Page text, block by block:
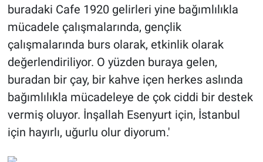
buradaki Cafe 1920 gelirleri yine bağımlılıkla
mücadele çalışmalarında, gençlik
çalışmalarında burs olarak, etkinlik olarak
değerlendiriliyor. O yüzden buraya gelen,
buradan bir çay, bir kahve içen herkes aslında
bağımlılıkla mücadeleye de çok ciddi bir destek
vermiş oluyor. İnşallah Esenyurt için, İstanbul
için hayırlı, uğurlu olur diyorum.'